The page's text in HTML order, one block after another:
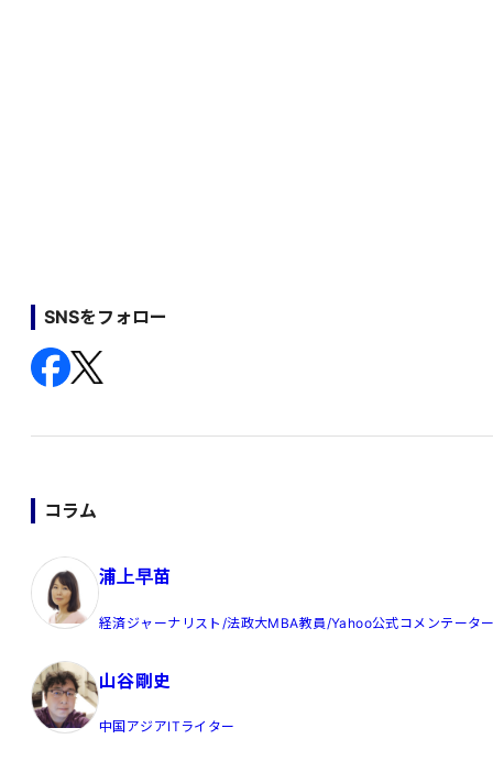
SNSをフォロー
コラム
浦上早苗
経済ジャーナリスト/法政大MBA教員/Yahoo公式コメンテータ
山谷剛史
中国アジアITライター